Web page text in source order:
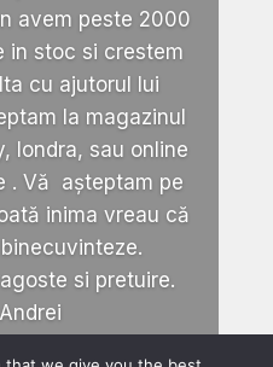
avem peste 2000
in stoc si crestem
cu ajutorul lui
la magazinul
londra, sau online
. Vă așteptam pe
inima vreau că
si pretuire.